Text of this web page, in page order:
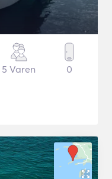
5 Varen 0